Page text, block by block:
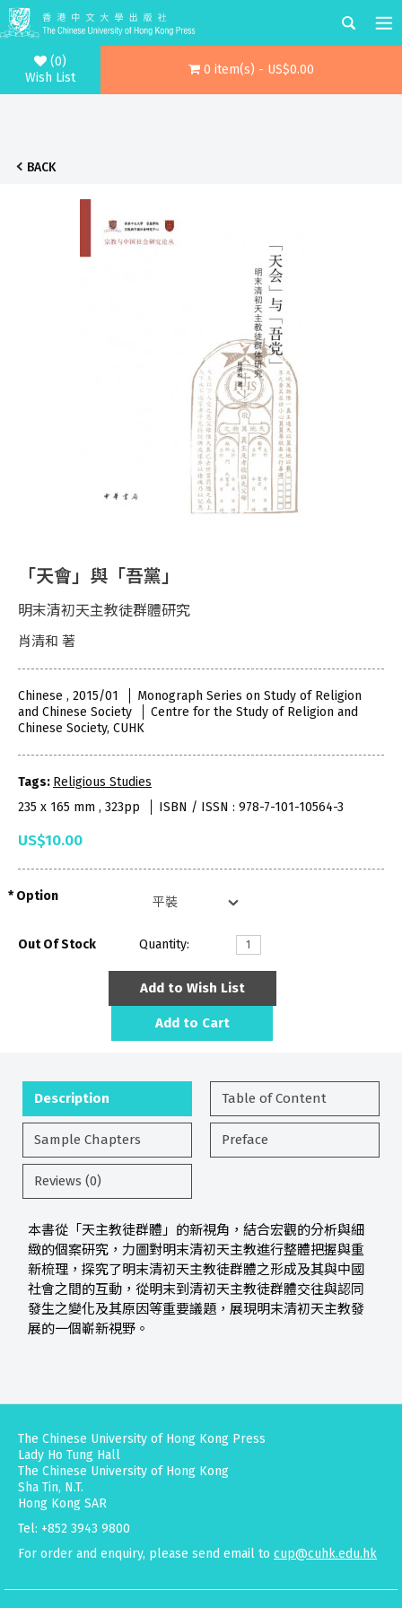
(0)
Wish List
0 item(s) - US$0.00
BACK
「天會」與「吾黨」
明末清初天主教徒群體研究
肖清和 著
Chinese , 2015/01
Monograph Series on Study of Religion
and Chinese Society
Centre for the Study of Religion and
Chinese Society, CUHK
Tags: Religious Studies
235 x 165 mm , 323pp
ISBN / ISSN : 978-7-101-10564-3
US$10.00
Option
Out Of Stock Quantity:
Add to Wish List
Add to Cart
Description Table of Content
Sample Chapters Preface
Reviews (0)
本書從「天主教徒群體」的新視角，結合宏觀的分析與細
緻的個案研究，力圖對明末清初天主教進行整體把握與重
新梳理，探究了明末清初天主教徒群體之形成及其與中國
社會之間的互動，從明末到清初天主教徒群體交往與認同
發生之變化及其原因等重要議題，展現明末清初天主教發
展的一個嶄新視野。
The Chinese University of Hong Kong Press
Lady Ho Tung Hall
The Chinese University of Hong Kong
Sha Tin, N.T.
Hong Kong SAR
Tel: +852 3943 9800
For order and enquiry, please send email to cup@cuhk.edu.hk